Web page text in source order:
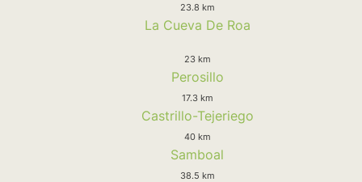
23.8 km
La Cueva De Roa
23 km
Perosillo
17.3 km
Castrillo-Tejeriego
40 km
Samboal
38.5 km